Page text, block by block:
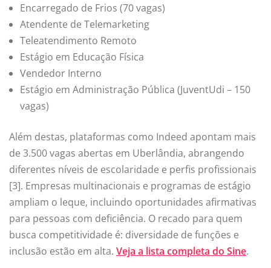
Encarregado de Frios (70 vagas)
Atendente de Telemarketing
Teleatendimento Remoto
Estágio em Educação Física
Vendedor Interno
Estágio em Administração Pública (JuventUdi – 150
vagas)
Além destas, plataformas como Indeed apontam mais
de 3.500 vagas abertas em Uberlândia, abrangendo
diferentes níveis de escolaridade e perfis profissionais
[3]. Empresas multinacionais e programas de estágio
ampliam o leque, incluindo oportunidades afirmativas
para pessoas com deficiência. O recado para quem
busca competitividade é: diversidade de funções e
inclusão estão em alta. Veja a lista completa do Sine.